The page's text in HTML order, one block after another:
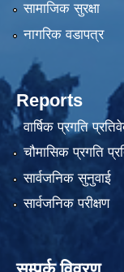
सामाजिक सुरक्षा
नागरिक वडापत्र
Reports
वार्षिक प्रगति
चौमासिक प्रगति
सार्वजनिक सुनुवाई
सार्वजनिक परीक्षण